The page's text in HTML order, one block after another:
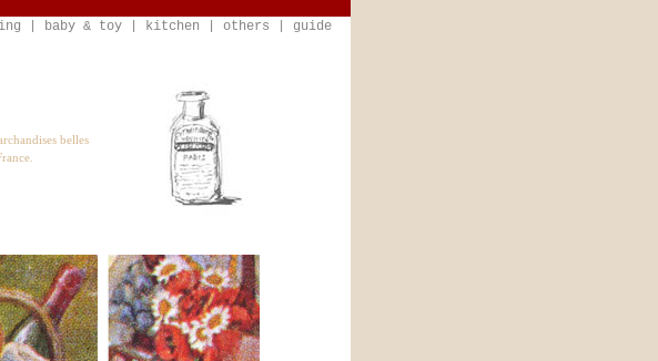
baby & toy kitchen others guide
belles